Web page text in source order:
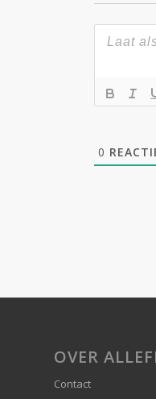
0
OVER
Contact